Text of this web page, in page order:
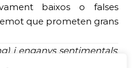
baixos o falses
que prometen grans
i enganys sentimentals: